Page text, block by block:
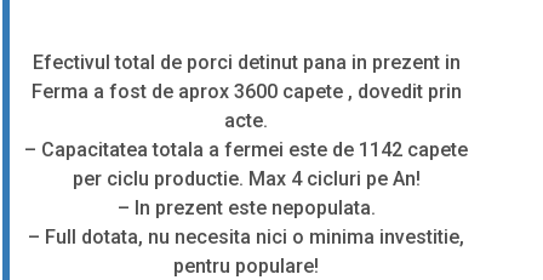
Efectivul total de porci detinut pana in prezent in
Ferma a fost de aprox 3600 capete , dovedit prin
acte.
– Capacitatea totala a fermei este de 1142 capete
per ciclu productie. Max 4 cicluri pe An!
– In prezent este nepopulata.
– Full dotata, nu necesita nici o minima investitie,
pentru populare!